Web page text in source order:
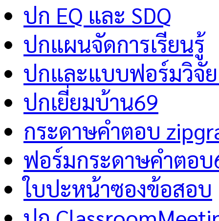
ปก EQ และ SDQ
ปกแผนจัดการเรียนรู้
ปกและแบบฟอร์มวิจั
ปกเยี่ยมบ้าน69
กระดาษคำตอบ
ฟอร์มกระดาษคำตอบ
ใบปะหน้าซองข้อสอบ